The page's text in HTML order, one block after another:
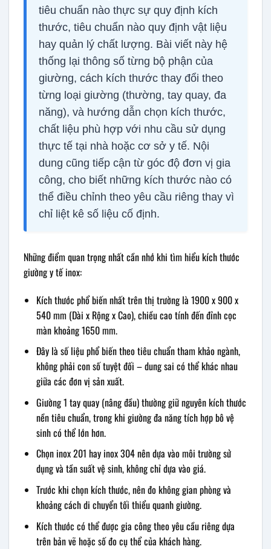
tiêu chuẩn nào thực sự quy định kích
thước, tiêu chuẩn nào quy định vật liệu
hay quản lý chất lượng. Bài viết này hệ
thống lại thông số từng bộ phận của
giường, cách kích thước thay đổi theo
từng loại giường (thường, tay quay, đa
năng), và hướng dẫn chọn kích thước,
chất liệu phù hợp với nhu cầu sử dụng
thực tế tại nhà hoặc cơ sở y tế. Nội
dung cũng tiếp cận từ góc độ đơn vị gia
công, cho biết những kích thước nào có
thể điều chỉnh theo yêu cầu riêng thay vì
chỉ liệt kê số liệu cố định.
Những điểm quan trọng nhất cần nhớ khi tìm hiểu kích thước
giường y tế inox:
Kích thước phổ biến nhất trên thị trường là 1900 x 900 x
540 mm (Dài x Rộng x Cao), chiều cao tính đến đỉnh cọc
màn khoảng 1650 mm.
Đây là số liệu phổ biến theo tiêu chuẩn tham khảo ngành,
không phải con số tuyệt đối – dung sai có thể khác nhau
giữa các đơn vị sản xuất.
Giường 1 tay quay (nâng đầu) thường giữ nguyên kích thước
nền tiêu chuẩn, trong khi giường đa năng tích hợp bô vệ
sinh có thể lớn hơn.
Chọn inox 201 hay inox 304 nên dựa vào môi trường sử
dụng và tần suất vệ sinh, không chỉ dựa vào giá.
Trước khi chọn kích thước, nên đo không gian phòng và
khoảng cách di chuyển tối thiểu quanh giường.
Kích thước có thể được gia công theo yêu cầu riêng dựa
trên bản vẽ hoặc số đo cụ thể của khách hàng.